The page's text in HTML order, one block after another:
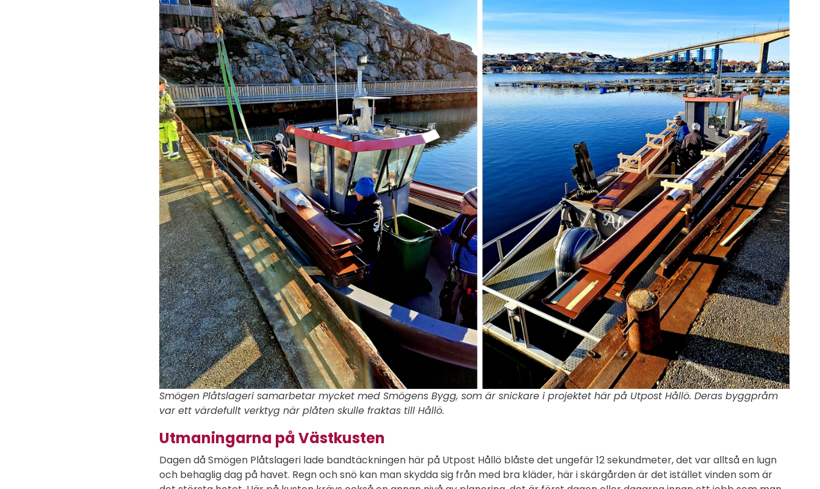
Smögen Plåtslageri samarbetar mycket med Smögens Bygg, som är snickare i projektet här på Utpost Hållö. Deras byggpråm
var ett värdefullt verktyg när plåten skulle fraktas till Hållö.
Utmaningarna på Västkusten
Dagen då Smögen Plåtslageri lade bandtäckningen här på Utpost Hållö blåste det ungefär 12 sekundmeter, det var alltså en lugn
och behaglig dag på havet. Regn och snö kan man skydda sig från med bra kläder, här i skärgården är det istället vinden som är